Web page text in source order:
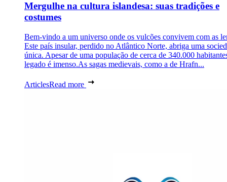
Mergulhe na cultura islandesa: suas tradições e
costumes
Bem-vindo a um universo onde os vulcões convivem com as
Este país insular, perdido no Atlântico Norte, abriga uma
única. Apesar de uma população de cerca de 340.000
legado é imenso.As sagas medievais, como a de Hrafn...
ArticlesRead more